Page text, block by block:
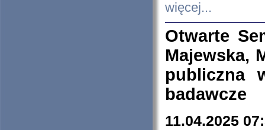
więcej...
Otwarte
Majewska,
publiczna
badawcze
11.04.2025